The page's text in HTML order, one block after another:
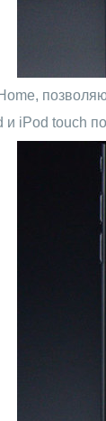
iPod touch